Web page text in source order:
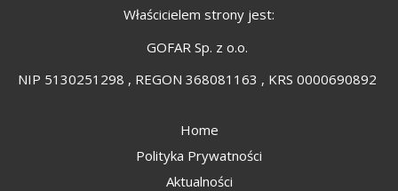
Właścicielem strony jest:
GOFAR Sp. z o.o.
NIP 5130251298 , REGON 368081163 , KRS 0000690892
Home
Polityka Prywatności
Aktualności